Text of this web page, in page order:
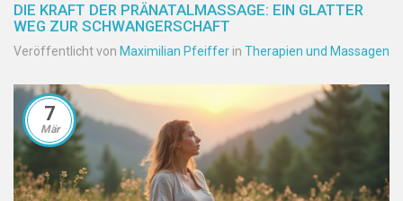
DIE KRAFT DER PRÄNATALMASSAGE: EIN GLATTER
WEG ZUR SCHWANGERSCHAFT
Veröffentlicht von Maximilian Pfeiffer in Therapien und Massagen
7
Mär